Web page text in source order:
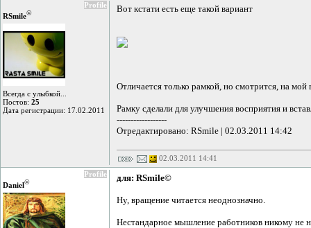
Profile
RSmile©
Всегда с улыбкой...
Постов: 25
Дата регистрации: 17.02.2011
Вот кстати есть еще такой вариант
Отличается только рамкой, но смотрится, на мой
Рамку сделали для улучшения восприятия и
------------------
Отредактировано: RSmile | 02.03.2011 14:42
02.03.2011 14:41
Profile
Daniel© для: RSmile©
Ну, вращение читается неоднозначно.
Нестандарное мышление работников никому не